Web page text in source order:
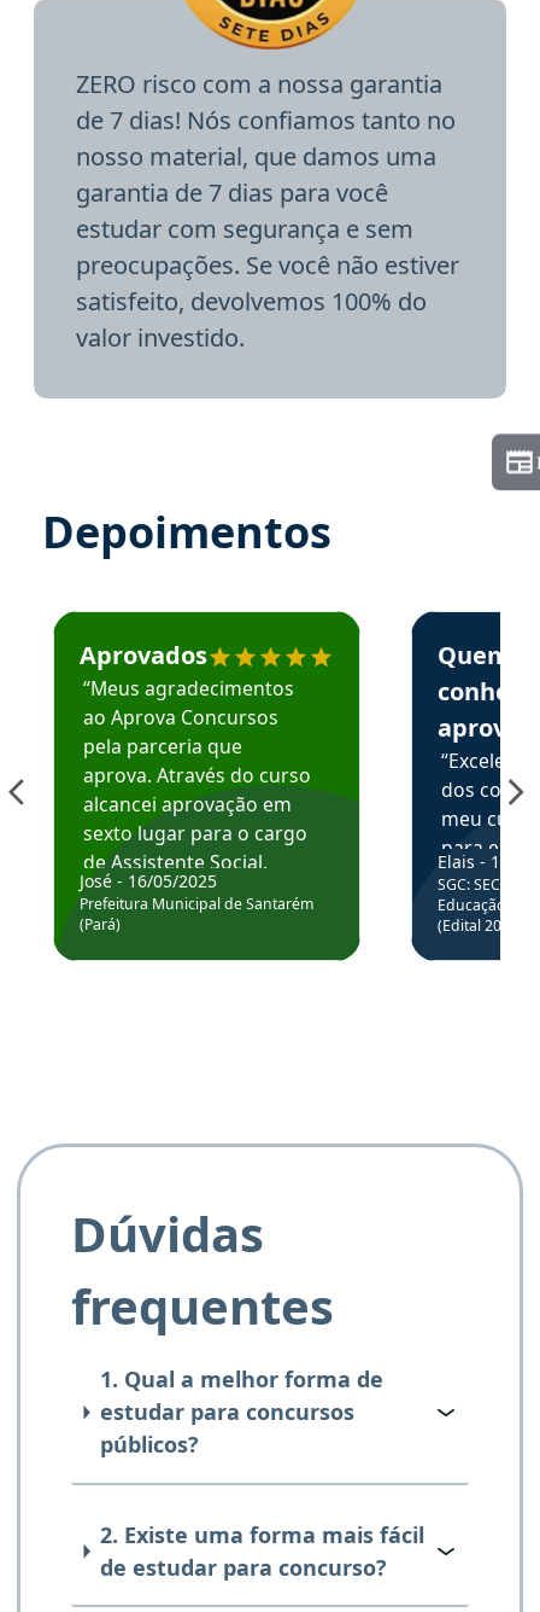
ZERO risco com a nossa garantia
de 7 dias! Nós confiamos tanto no
nosso material, que damos uma
garantia de 7 dias para você
estudar com segurança e sem
preocupações. Se você não estiver
satisfeito, devolvemos 100% do
valor investido.
Depoimentos
Estudante José recomenda o Aprova Concursos em
Aprovados
“Meus agradecimentos
ao Aprova Concursos
pela parceria que
aprova. Através do curso
alcancei aprovação em
sexto lugar para o cargo
de Assistente Social.
Hoje estou atuando na
Prefeitura de Santarém.
José - 16/05/2025
Prefeitura Municipal de Santarém
(Pará)
Estudante
Quem
aprova
dos
meu
para
colocar
através
de
Elais - 15/
SGC: SEC BA
Educação
(Edital
Dúvidas
frequentes
1. Qual a melhor forma de
estudar para concursos
públicos?
2. Existe uma forma mais fácil
de estudar para concurso?